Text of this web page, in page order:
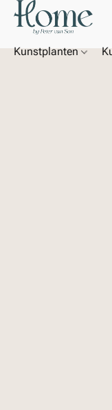
Kunstplanten